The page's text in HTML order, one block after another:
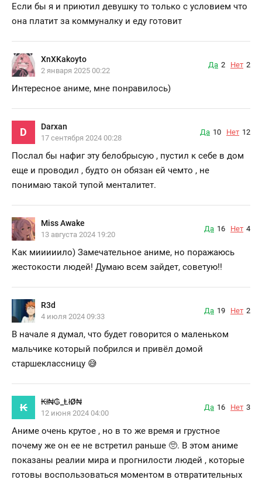
Если бы я и приютил девушку то только с условием что
она платит за коммуналку и еду готовит
XnXKakoyto
2 января 2025 00:22
Да 2 Нет 2
Интересное аниме, мне понравилось)
D Darxan
17 сентября 2024 00:28
Да 10 Нет 12
Послал бы нафиг эту белобрысую , пустил к себе в дом
еще и проводил , будто он обязан ей чемто , не
понимаю такой тупой менталитет.
Miss Awake
13 августа 2024 19:20
Да 16 Нет 4
Как мииииило) Замечательное аниме, но поражаюсь
жестокости людей! Думаю всем зайдет, советую!!
R3d
4 июля 2024 09:33
Да 19 Нет 2
В начале я думал, что будет говорится о маленьком
мальчике который побрился и привёл домой
старшеклассницу 😅
₭ ₭ł₦₲_ⱠłØ₦
12 июня 2024 04:00
Да 16 Нет 3
Аниме очень крутое , но в то же время и грустное
почему же он ее не встретил раньше 🥺. В этом аниме
показаны реалии мира и прогнилости людей , которые
готовы воспользоваться моментом в отвратительных